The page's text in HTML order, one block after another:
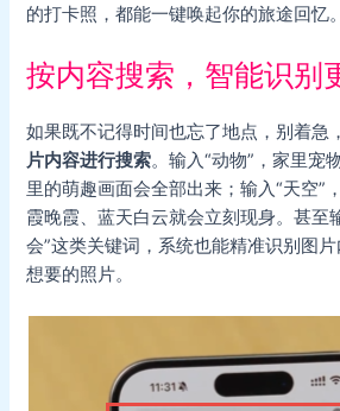
的打卡照，都能一键唤起你的旅途回忆。
按内容搜索，智能识别
如果既不记得时间也忘了地点，别着急
片内容进行搜索。输入“动物”，家里宠
里的萌趣画面会全部出来；输入“天空”
霞晚霞、蓝天白云就会立刻现身。甚至
会”这类关键词，系统也能精准识别图
想要的照片。